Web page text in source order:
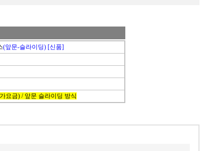
(앞문-슬라이딩) [신품]
요금) / 앞문 슬라이딩 방식